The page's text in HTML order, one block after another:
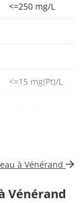
<=250 mg/L
<=15 mg(Pt)/L
à Vénérand
Vénérand